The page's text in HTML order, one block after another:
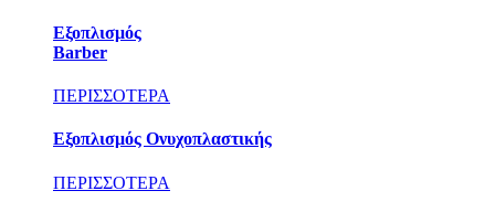
Εξοπλισμός
Barber
ΠΕΡΙΣΣΟΤΕΡΑ
Εξοπλισμός Ονυχοπλαστικής
ΠΕΡΙΣΣΟΤΕΡΑ